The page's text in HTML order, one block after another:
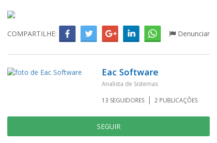
COMPARTILHE: Denunciar
Eac Software
Analista de Sistemas
13 SEGUIDORES 2 PUBLICAÇÕES
SEGUIR